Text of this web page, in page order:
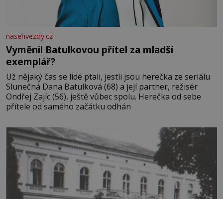
nasehvezdy.cz
Vyměnil Batulkovou přítel za mladší
exemplář?
Už nějaký čas se lidé ptali, jestli jsou herečka ze seriálu
Slunečná Dana Batulková (68) a její partner, režisér
Ondřej Zajíc (56), ještě vůbec spolu. Herečka od sebe
přítele od samého začátku odhán